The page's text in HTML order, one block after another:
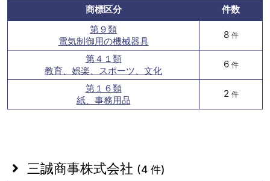
商標区分
件数
第９類
電気制御用の機械器具
8 件
第４１類
教育、娯楽、スポーツ、文化
6 件
第１６類
紙、事務用品
2 件
三誠商事株式会社 (4 件)